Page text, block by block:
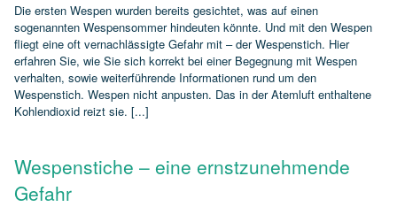
Die ersten Wespen wurden bereits gesichtet, was auf einen
sogenannten Wespensommer hindeuten könnte. Und mit den Wespen
fliegt eine oft vernachlässigte Gefahr mit – der Wespenstich. Hier
erfahren Sie, wie Sie sich korrekt bei einer Begegnung mit Wespen
verhalten, sowie weiterführende Informationen rund um den
Wespenstich. Wespen nicht anpusten. Das in der Atemluft enthaltene
Kohlendioxid reizt sie. [...]
Wespenstiche – eine ernstzunehmende
Gefahr